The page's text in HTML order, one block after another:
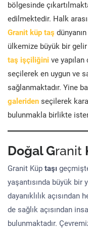
bölgesinde
edilmektedir. Halk
Granit küp taş
ülkemize büyük bir
taş işçiliğini ve
seçilerek en uygun ve
sağlanmaktadır. Yine
galeriden seçilerek
bulunmakla birlikte
Doğal Granit
Granit Küp taşı
yaşantısında büyük bir
dayanıklılık açısından
de sağlık açısından
bulunmaktadır.